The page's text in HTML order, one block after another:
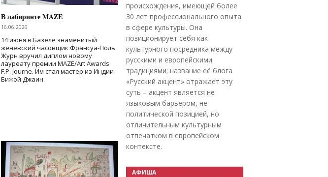
В лабиринте MAZE
16.06.2026
14 июня в Базеле знаменитый
женевский часовщик Франсуа-Поль
Журн вручил диплом новому
лауреату премии MAZE/Art Awards
F.P. Journe. Им стал мастер из Индии
Бижой Джаин.
происхождения, имеющей более
30 лет профессионального опыта
в сфере культуры. Она
позиционирует себя как
культурного посредника между
русскими и европейскими
традициями; название её блога
«Русский акцент» отражает эту
суть – акцент является не
языковым барьером, не
политической позицией, но
отличительным культурным
отпечатком в европейском
контексте.
АФИША